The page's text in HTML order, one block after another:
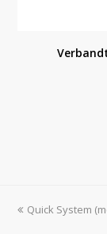
previous
Quick System